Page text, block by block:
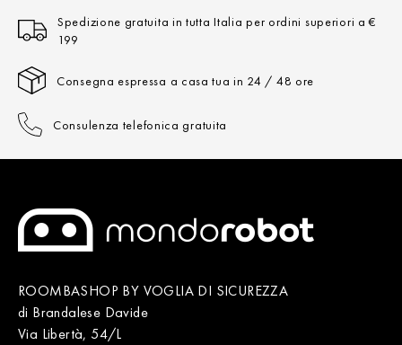
Spedizione gratuita in tutta Italia per ordini superiori a €
199
Consegna espressa a casa tua in 24 / 48 ore
Consulenza telefonica gratuita
ROOMBASHOP BY VOGLIA DI SICUREZZA
di Brandalese Davide
Via Libertà, 54/L